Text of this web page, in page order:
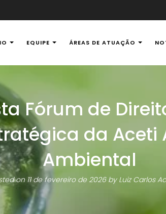
EQUIPE ÁREAS DE ATUAÇÃO
Fórum de
da Aceti
Ambiental
on 11 de fevereiro de 2026by Luiz Carlos